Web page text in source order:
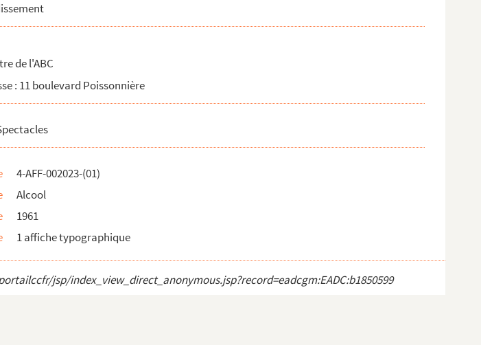
de l'ABC
: 11 boulevard Poissonnière
4-AFF-002023-(01)
Alcool
1961
1 affiche typographique
jsp/index_view_direct_anonymous.jsp?record=eadcgm:EADC:b1850599